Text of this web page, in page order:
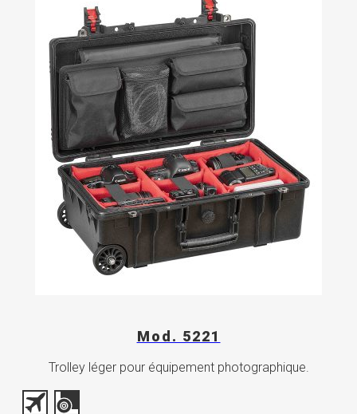
Mod. 5221
Trolley léger pour équipement photographique.